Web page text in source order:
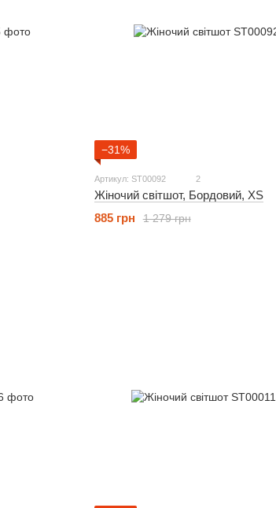
−31%
Артикул: ST00092 2
Жіночий світшот, Бордовий, XS
1 279 грн
885 грн